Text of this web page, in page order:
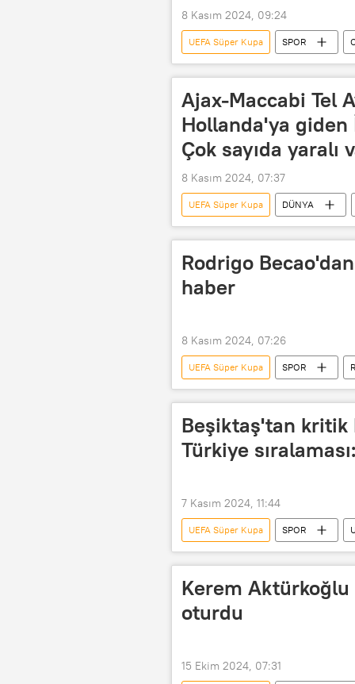
8 Kasım 2024, 09:24
UEFA Süper Kupa SPOR
Futbol
Galatasaray
UEFA Konferans Ligi
UEFA
UEFA Avrupa Kupası
Ajax-Maccabi Tel
Hollanda'ya
Çok sayıda yaralı
8 Kasım 2024, 07:37
UEFA Süper Kupa DÜNYA
UEFA Avrupa Konferans Ligi
İsrail-Filistin
Rodrigo
haber
8 Kasım 2024, 07:26
UEFA Süper Kupa SPOR
Türkiye Futbol Federasyonu (TFF)
UEFA Konferans Ligi
UEFA Avrupa Kupası
Beşiktaş'tan kritik
Türkiye
7 Kasım 2024, 11:44
UEFA Süper Kupa SPOR
UEFA Avrupa Konferans Ligi
Beşiktaş Jimnastik
Kerem
oturdu
15 Ekim 2024, 07:31